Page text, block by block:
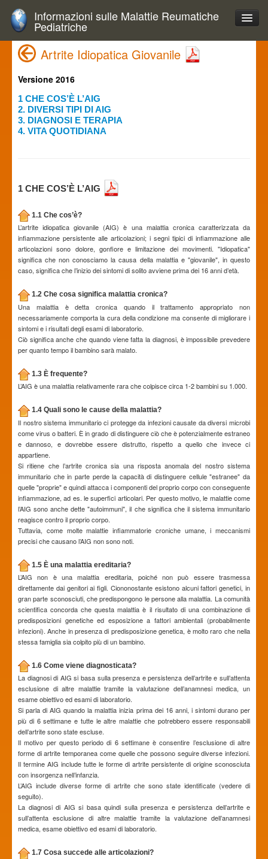
Informazioni sulle Malattie Reumatiche
Pediatriche
Artrite Idiopatica Giovanile
Versione 2016
1 CHE COS’È L’AIG
2. DIVERSI TIPI DI AIG
3. DIAGNOSI E TERAPIA
4. VITA QUOTIDIANA
1 CHE COS’È L’AIG
1.1 Che cos’è?
L’artrite idiopatica giovanile (AIG) è una malattia cronica caratterizzata da
infiammazione persistente alle articolazioni; i segni tipici di infiammazione alle
articolazioni sono dolore, gonfiore e limitazione dei movimenti. "Idiopatica"
significa che non conosciamo la causa della malattia e "giovanile", in questo
caso, significa che l’inizio dei sintomi di solito avviene prima dei 16 anni d’età.
1.2 Che cosa significa malattia cronica?
Una malattia è detta cronica quando il trattamento appropriato non
necessariamente comporta la cura della condizione ma consente di migliorare i
sintomi e i risultati degli esami di laboratorio.
Ciò significa anche che quando viene fatta la diagnosi, è impossibile prevedere
per quanto tempo il bambino sarà malato.
1.3 È frequente?
L’AIG è una malattia relativamente rara che colpisce circa 1-2 bambini su 1.000.
1.4 Quali sono le cause della malattia?
Il nostro sistema immunitario ci protegge da infezioni causate da diversi microbi
come virus o batteri. È in grado di distinguere ciò che è potenzialmente estraneo
e dannoso, e dovrebbe essere distrutto, rispetto a quello che invece ci
appartiene.
Si ritiene che l’artrite cronica sia una risposta anomala del nostro sistema
immunitario che in parte perde la capacità di distinguere cellule "estranee" da
quelle "proprie" e quindi attacca i componenti del proprio corpo con conseguente
infiammazione, ad es. le superfici articolari. Per questo motivo, le malattie come
l’AIG sono anche dette "autoimmuni", il che significa che il sistema immunitario
reagisce contro il proprio corpo.
Tuttavia, come molte malattie infiammatorie croniche umane, i meccanismi
precisi che causano l’AIG non sono noti.
1.5 È una malattia ereditaria?
L’AIG non è una malattia ereditaria, poiché non può essere trasmessa
direttamente dai genitori ai figli. Ciononostante esistono alcuni fattori genetici, in
gran parte sconosciuti, che predispongono le persone alla malattia. La comunità
scientifica concorda che questa malattia è il risultato di una combinazione di
predisposizioni genetiche ed esposizione a fattori ambientali (probabilmente
infezioni). Anche in presenza di predisposizione genetica, è molto raro che nella
stessa famiglia sia colpito più di un bambino.
1.6 Come viene diagnosticata?
La diagnosi di AIG si basa sulla presenza e persistenza dell’artrite e sull’attenta
esclusione di altre malattie tramite la valutazione dell’anamnesi medica, un
esame obiettivo ed esami di laboratorio.
Si parla di AIG quando la malattia inizia prima dei 16 anni, i sintomi durano per
più di 6 settimane e tutte le altre malattie che potrebbero essere responsabili
dell’artrite sono state escluse.
Il motivo per questo periodo di 6 settimane è consentire l’esclusione di altre
forme di artrite temporanea come quelle che possono seguire diverse infezioni.
Il termine AIG include tutte le forme di artrite persistente di origine sconosciuta
con insorgenza nell’infanzia.
L’AIG include diverse forme di artrite che sono state identificate (vedere di
seguito).
La diagnosi di AIG si basa quindi sulla presenza e persistenza dell’artrite e
sull’attenta esclusione di altre malattie tramite la valutazione dell’anamnesi
medica, esame obiettivo ed esami di laboratorio.
1.7 Cosa succede alle articolazioni?